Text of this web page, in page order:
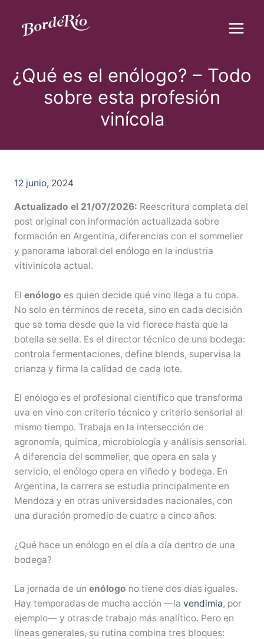
contenido
¿Qué es el enólogo? – Todo
sobre esta profesión
vinícola
12 junio, 2024
Actualizado el 21/07/2026: Reescritura completa del
post original con información actualizada sobre
formación en Argentina, diferencias con el sommelier
y panorama laboral del enólogo en la industria
vitivinícola actual.
El enólogo es quien decide qué vino llega a tu copa.
No solo en términos de receta, sino en cada decisión
que se toma desde que la vid florece hasta que la
botella se sella. Es el director técnico de una bodega:
controla fermentaciones, define blends, supervisa la
crianza y firma la calidad de cada lote.
El enólogo es el profesional científico que transforma
uva en vino con criterio técnico y criterio sensorial al
mismo tiempo. Trabaja en la intersección de
agronomía, química, microbiología y análisis sensorial.
A diferencia del sommelier, que opera en sala y
servicio, el enólogo opera en viñedo y bodega. En
Argentina, la carrera se estudia principalmente en
Mendoza y en otras universidades nacionales, con
una duración promedio de cuatro a cinco años.
¿Qué hace un enólogo en el día a día dentro de una
bodega?
La jornada de un enólogo no tiene dos días iguales.
Hay temporadas de mucha acción —la vendimia, por
ejemplo— y otras de trabajo más analítico. Pero en
líneas generales, su rutina combina tres bloques: